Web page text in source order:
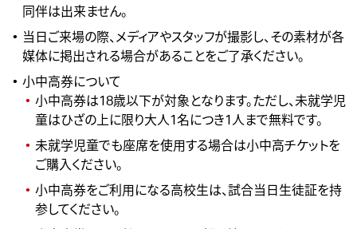
同伴は出来ません。
当日ご来場の際、メディアやスタッフが撮影し、その素材が各
媒体に掲出される場合があることをご了承ください。
小中高券について
小中高券は18歳以下が対象となります。ただし、未就学児
童はひざの上に限り大人1名につき1人まで無料です。
未就学児童でも座席を使用する場合は小中高チケットを
ご購入ください。
小中高券をご利用になる高校生は、試合当日生徒証を持
参してください。